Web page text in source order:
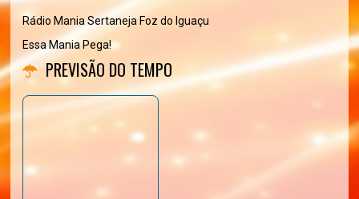
Rádio Mania Sertaneja Foz do Iguaçu
Essa Mania Pega!
PREVISÃO DO TEMPO